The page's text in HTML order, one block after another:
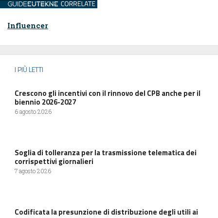
Influencer
I PIÙ LETTI
Crescono gli incentivi con il rinnovo del CPB anche per il
biennio 2026-2027
6 agosto 2026
Soglia di tolleranza per la trasmissione telematica dei
corrispettivi giornalieri
7 agosto 2026
Codificata la presunzione di distribuzione degli utili ai